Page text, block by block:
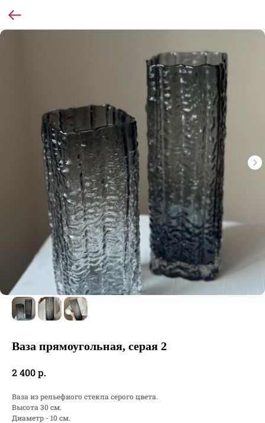
Ваза прямоугольная, серая 2
2 400р.
Ваза из рельефного стекла серого цвета.
Высота 30 см.
Диаметр - 10 см.